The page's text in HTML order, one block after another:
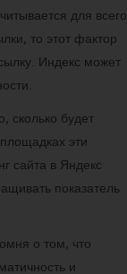
для всего
то этот фактор
Индекс может
сколько будет
эти
сайта в Яндекс
показатель
о том, что
и